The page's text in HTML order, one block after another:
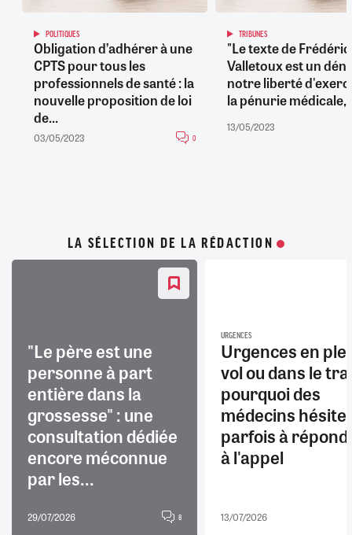
POLITIQUES
Obligation d’adhérer à une
CPTS pour tous les
professionnels de santé : la
nouvelle proposition de loi
de...
03/05/2023 0
TRIBUNES
"Le texte de Frédéric
Valletoux est un déni
notre liberté
la pénurie médicale,
13/05/2023
LA SÉLECTION DE LA RÉDACTION
"Le père est une
personne à part
entière dans la
grossesse" : une
consultation dédiée
encore méconnue
par les...
29/07/2026 8
URGENCES
Urgences en
vol ou dans le
pourquoi des
médecins
parfois à
à l'appel
13/07/2026